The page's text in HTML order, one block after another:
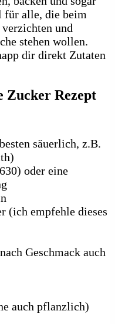
für alle, die beim
und
stehen wollen.
dir direkt Zutaten
Zucker Rezept
säuerlich, z.B.
oder eine
(ich empfehle dieses
Geschmack auch
auch pflanzlich)